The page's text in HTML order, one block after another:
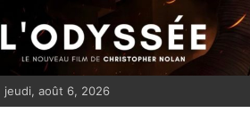
i
p
tjeudi, août 6, 2026